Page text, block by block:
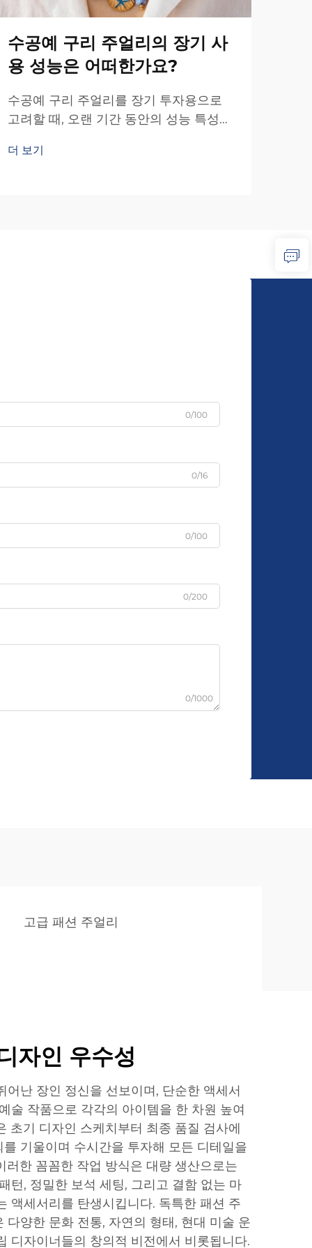
수공예 구리 주얼리의 장기 사
용 성능은 어떠한가요?
수공예 구리 주얼리를 장기 투자용으로
고려할 때, 오랜 기간 동안의 성능 특성을
는 데 매우 중요합니다. 구리는 고유한 물
더 보기
0/100
0/16
0/100
0/200
0/1000
고급 패션 주얼리
자인 우수성
어난 장인 정신을 선보이며, 단순한 액세서
술 작품으로 각각의 아이템을 한 차원 높여
초기 디자인 스케치부터 최종 품질 검사에
기울이며 수시간을 투자해 모든 디테일을
러한 꼼꼼한 작업 방식은 대량 생산으로는
턴, 정밀한 보석 세팅, 그리고 결함 없는 마
액세서리를 탄생시킵니다. 독특한 패션 주
다양한 문화 전통, 자연의 형태, 현대 미술 운
디자이너들의 창의적 비전에서 비롯됩니다.